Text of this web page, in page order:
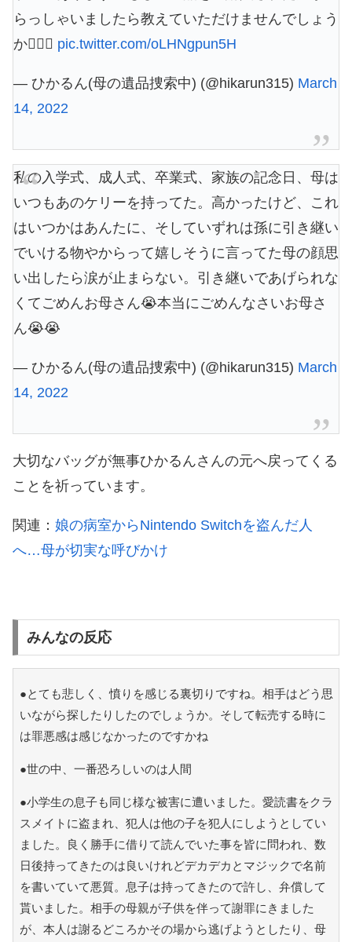
らっしゃいましたら教えていただけませんでしょう
か🙇🏻‍♀️ pic.twitter.com/oLHNgpun5H
— ひかるん(母の遺品捜索中) (@hikarun315) March
14, 2022
私の入学式、成人式、卒業式、家族の記念日、母は
いつもあのケリーを持ってた。高かったけど、これ
はいつかはあんたに、そしていずれは孫に引き継い
でいける物やからって嬉しそうに言ってた母の顔思
い出したら涙が止まらない。引き継いであげられな
くてごめんお母さん😭本当にごめんなさいお母さ
ん😭😭
— ひかるん(母の遺品捜索中) (@hikarun315) March
14, 2022
大切なバッグが無事ひかるんさんの元へ戻ってくる
ことを祈っています。
関連： 娘の病室からNintendo Switchを盗んだ人
へ…母が切実な呼びかけ
みんなの反応
●とても悲しく、憤りを感じる裏切りですね。相手はどう思
いながら探したりしたのでしょうか。そして転売する時に
は罪悪感は感じなかったのですかね
●世の中、一番恐ろしいのは人間
●小学生の息子も同じ様な被害に遭いました。愛読書をクラ
スメイトに盗まれ、犯人は他の子を犯人にしようとしてい
ました。良く勝手に借りて読んでいた事を皆に問われ、数
日後持ってきたのは良いけれどデカデカとマジックで名前
を書いていて悪質。息子は持ってきたので許し、弁償して
貰いました。相手の母親が子供を伴って謝罪にきました
が、本人は謝るどころかその場から逃げようとしたり、母